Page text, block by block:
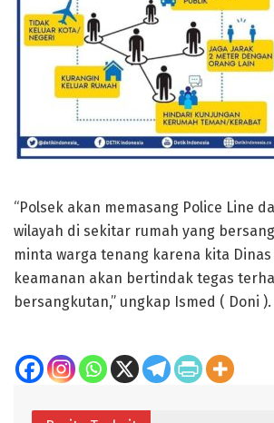
“Polsek akan memasang Police Line
wilayah di sekitar rumah yang
minta warga tenang karena kita
keamanan akan bertindak tegas
bersangkutan,” ungkap Ismed ( Doni ).